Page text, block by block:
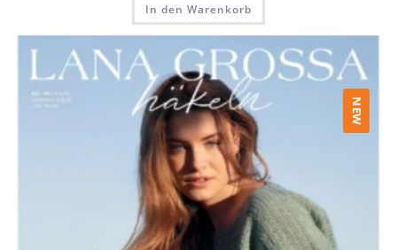
In den Warenkorb
NEW